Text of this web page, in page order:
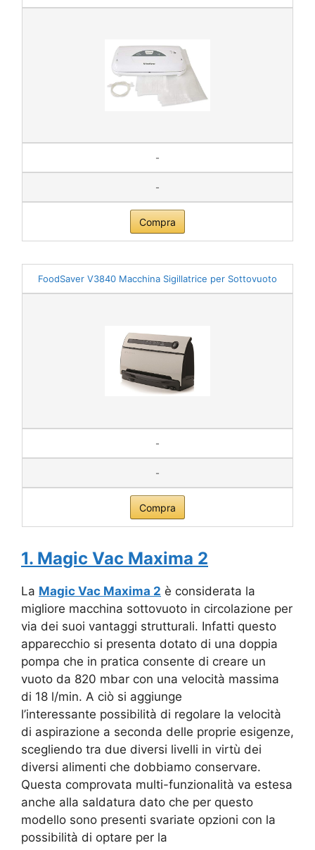
-
-
Compra
FoodSaver V3840 Macchina Sigillatrice per Sottovuoto
-
-
Compra
1. Magic Vac Maxima 2
La Magic Vac Maxima 2 è considerata la
migliore macchina sottovuoto in circolazione per
via dei suoi vantaggi strutturali. Infatti questo
apparecchio si presenta dotato di una doppia
pompa che in pratica consente di creare un
vuoto da 820 mbar con una velocità massima
di 18 l/min. A ciò si aggiunge
l’interessante possibilità di regolare la velocità
di aspirazione a seconda delle proprie esigenze,
scegliendo tra due diversi livelli in virtù dei
diversi alimenti che dobbiamo conservare.
Questa comprovata multi-funzionalità va estesa
anche alla saldatura dato che per questo
modello sono presenti svariate opzioni con la
possibilità di optare per la